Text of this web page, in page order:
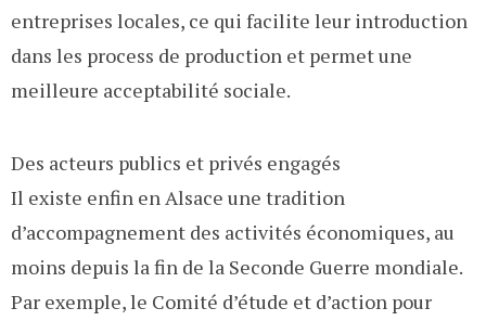
entreprises locales, ce qui facilite leur introduction
dans les process de production et permet une
meilleure acceptabilité sociale.
Des acteurs publics et privés engagés
Il existe enfin en Alsace une tradition
d’accompagnement des activités économiques, au
moins depuis la fin de la Seconde Guerre mondiale.
Par exemple, le Comité d’étude et d’action pour